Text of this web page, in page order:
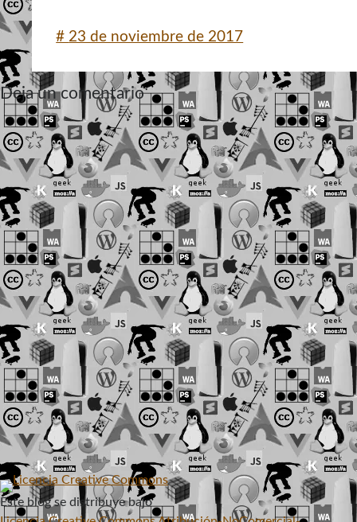
# 23 de noviembre de 2017
Deja un comentario
Este blogse distribuye bajo